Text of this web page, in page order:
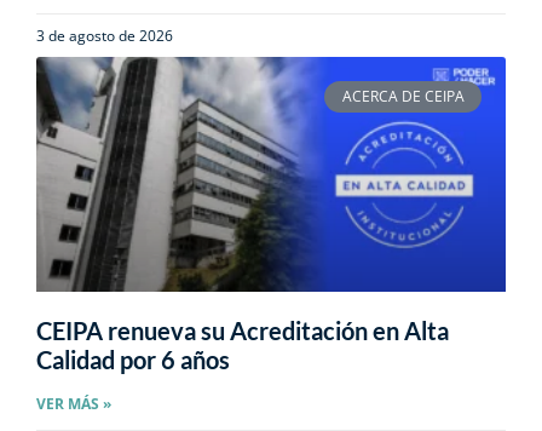
3 de agosto de 2026
ACERCA DE CEIPA
CEIPA renueva su Acreditación en Alta
Calidad por 6 años
VER MÁS »